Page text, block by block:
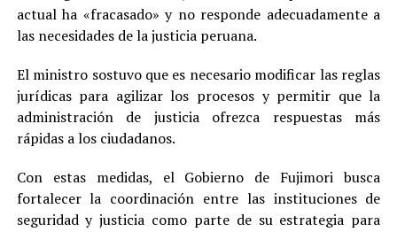
actual ha «fracasado» y no responde adecuadamente a
las necesidades de la justicia peruana.
El ministro sostuvo que es necesario modificar las reglas
jurídicas para agilizar los procesos y permitir que la
administración de justicia ofrezca respuestas más
rápidas a los ciudadanos.
Con estas medidas, el Gobierno de Fujimori busca
fortalecer la coordinación entre las instituciones de
seguridad y justicia como parte de su estrategia para